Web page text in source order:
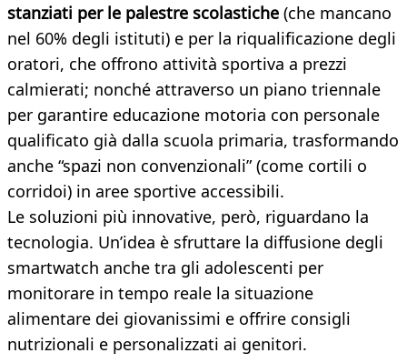
stanziati per le palestre scolastiche (che mancano
nel 60% degli istituti) e per la riqualificazione degli
oratori, che offrono attività sportiva a prezzi
calmierati; nonché attraverso un piano triennale
per garantire educazione motoria con personale
qualificato già dalla scuola primaria, trasformando
anche “spazi non convenzionali” (come cortili o
corridoi) in aree sportive accessibili.
Le soluzioni più innovative, però, riguardano la
tecnologia. Un’idea è sfruttare la diffusione degli
smartwatch anche tra gli adolescenti per
monitorare in tempo reale la situazione
alimentare dei giovanissimi e offrire consigli
nutrizionali e personalizzati ai genitori.